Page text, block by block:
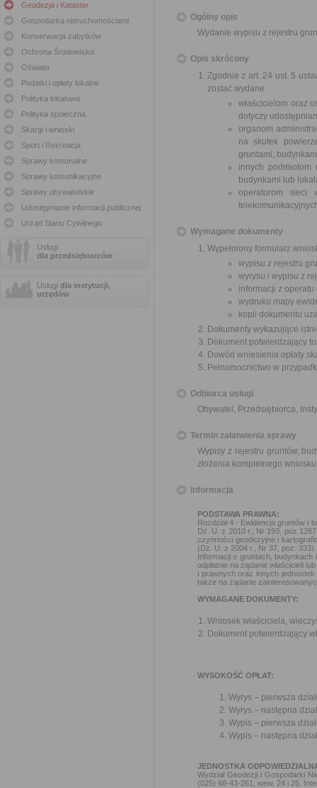
Geodezja i Kataster
Gospodarka nieruchomościami
Konserwacja zabytków
Ochrona Środowiska
Oświata
Podatki i opłaty lokalne
Polityka lokalowa
Polityka społeczna
Skargi i wnioski
Sport i Rekreacja
Sprawy komunalne
Sprawy komunikacyjne
Sprawy obywatelskie
Udostępnianie informacji publicznej
Urząd Stanu Cywilnego
Usługi
dla przedsiębiorców
Usługi dla instytucji,
urzędów
Ogólny opis
Wydanie wypisu z rejestru
Opis skrócony
Zgodnie z art. 24 ust. 5
zostać wydane:
właścicielom oraz
dotyczy
organom
na skutek
gruntami,
innych
budynkami lub
operatorom
Wymagane dokumenty
Wypełniony formularz
wypisu z rejestru
wyrysu i wypisu z
informacji z
wydruku mapy
kopii dokumentu
Dokumenty wykazujące
Dokument potwierdzający
Dowód wniesienia opłaty
Pełnomocnictwo w
Odbiorca usługi
Obywatel, Przedsiębiorca,
Termin załatwienia sprawy
Wypisy z rejestru gruntów,
złożenia kompletnego
Informacja
PODSTAWA PRAWNA:
Rozdział 4 - Ewidencja gruntów i
Dz. U. z 2010 r., Nr 193,
czynności geodezyjne i
(Dz. U. z 2004 r., Nr 37, poz.
Informacji o gruntach, budynkach
odpłatnie na żądanie właścicieli
i prawnych oraz innych
także na żądanie
WYMAGANE DOKUMENTY:
Wniosek właściciela,
Dokument potwierdzający
WYSOKOŚĆ OPŁAT:
Wyrys – pierwsza
Wyrys – następna
Wypis – pierwsza
Wypis – następna
JEDNOSTKA
Wydział Geodezji i Gospodarki
(025) 68-43-261, wew. 24 i 25.